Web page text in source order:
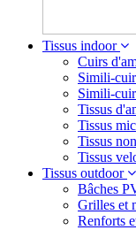
Tissus indoor
Cuirs
Simili-
Simili-
Tissus
Tissus
Tissus
Tissus
Tissus outdoor
Bâches
Grilles et
Renforts